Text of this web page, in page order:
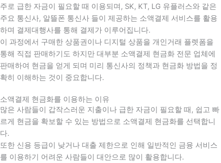
주로 급한 자금이 필요할 때 이용되며, SK, KT, LG 유플러스와 같은
주요 통신사, 알뜰폰 통신사 들이 제공하는 소액결제 서비스를 활용
하며 결제대행사를 통해 결제가 이루어집니다.
이 과정에서 구매한 상품권이나 디지털 상품을 개인거래 플렛폼을
통해 직접 판매하기도 하지만 대부분 소액결제 현금화 전문 업체에
판매하여 현금을 얻게 되며 미리 통신사의 정책과 현금화 방법을 정
확히 이해하는 것이 중요합니다.
소액결제 현금화를 이용하는 이유
많은 사람들이 갑작스러운 지출이나 급한 자금이 필요할 때 , 쉽고 빠
르게 현금을 확보할 수 있는 방법으로 소액결제 현금화를 선택합니
다.
또한 신용 등급이 낮거나 대출 제한으로 인해 일반적인 금융 서비스
를 이용하기 어려운 사람들이 대안으로 많이 활용합니다.